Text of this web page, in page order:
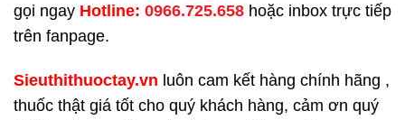
gọi ngay Hotline: 0966.725.658 hoặc inbox trực tiếp
trên fanpage.
Sieuthithuoctay.vn luôn cam kết hàng chính hãng ,
thuốc thật giá tốt cho quý khách hàng, cảm ơn quý